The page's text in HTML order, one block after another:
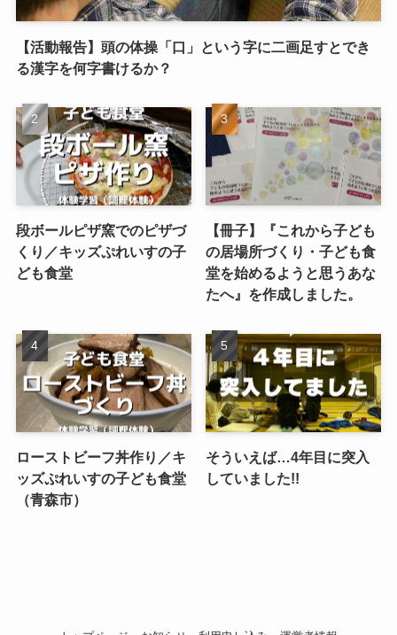
【活動報告】頭の体操「口」という字に二画足すとでき
る漢字を何字書けるか？
段ボールピザ窯でのピザづ
くり／キッズぷれいすの子
ども食堂
【冊子】『これから子ども
の居場所づくり・子ども食
堂を始めるようと思うあな
たへ』を作成しました。
ローストビーフ丼作り／キ
ッズぷれいすの子ども食堂
（青森市）
そういえば…4年目に突入
していました!!